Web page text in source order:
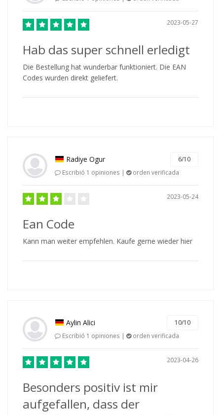
2023-05-27
Hab das super schnell erledigt
Die Bestellung hat wunderbar funktioniert. Die EAN
Codes wurden direkt geliefert.
Radiye Ogur
6/10
Escribió 1 opiniones |
orden verificada
2023-05-24
Ean Code
Kann man weiter empfehlen. Kaufe gerne wieder hier
Aylin Alici
10/10
Escribió 1 opiniones |
orden verificada
2023-04-26
Besonders positiv ist mir
aufgefallen, dass der